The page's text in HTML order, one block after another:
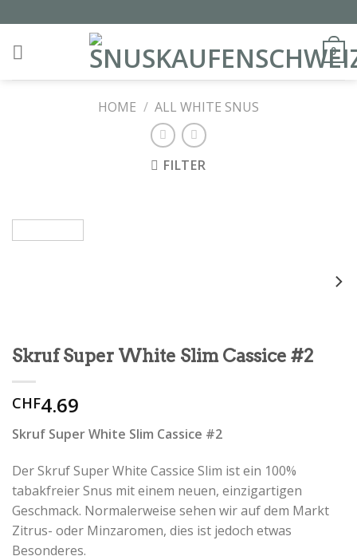
to
content
0
HOME / ALL WHITE SNUS
FILTER
Skruf Super White Slim Cassice #2
CHF4.69
Skruf Super White Slim Cassice #2
Der Skruf Super White Cassice Slim ist ein 100%
tabakfreier Snus mit einem neuen, einzigartigen
Geschmack. Normalerweise sehen wir auf dem Markt
Zitrus- oder Minzaromen, dies ist jedoch etwas
Besonderes.